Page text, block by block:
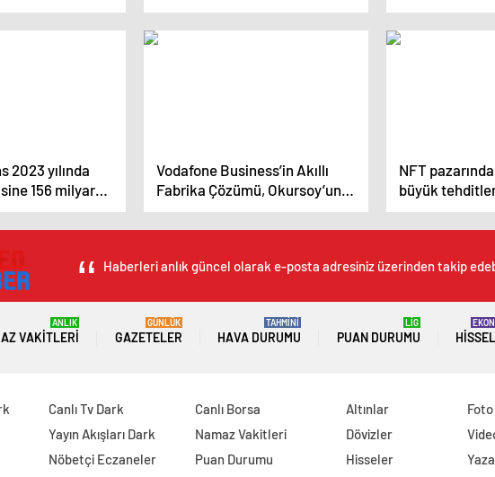
deneyimi
Güvenli
Bilinçlendirme
“Dijitaldeki
2023 yılında
156 milyar
Vodafone Business’in Akıllı
Fabrika Çözümü, Okursoy’un
Verimliliğini Yüzde 45 Artırdı
NFT
büyük
Haberleri anlık güncel olarak e-posta adresiniz üzerinden takip
VAKITLERI
ANLIK
GAZETELER
GÜNLÜK
HAVA DURUMU
TAHMİNİ
PUAN DURUMU
LİG
Canlı Tv Dark
Yayın Akışları Dark
Nöbetçi Eczaneler
Canlı Borsa
Namaz Vakitleri
Puan Durumu
Altınlar
Dövizler
Hisseler